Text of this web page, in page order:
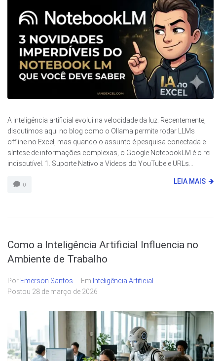
A inteligência artificial evolui na velocidade da luz. Recentemente,
discutimos aqui no blog como o Ollama permite rodar LLMs
offline no Excel, mas quando o assunto é pesquisa conectada e
síntese de informações complexas, o Google NotebookLM é o rei
indiscutível. 1. Suporte Nativo a Vídeos do YouTube e URLs...
0 LEIA MAIS
Como a Inteligência Artificial Influencia no
Ambiente de Trabalho
Por Emerson Santos Em Inteligência Artificial
Postou 28 de março de 2026